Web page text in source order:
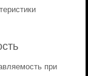
при